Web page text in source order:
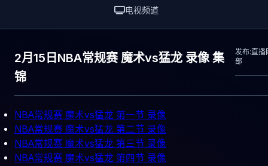
电视频道
2月15日NBA常规赛 魔术vs猛龙 录像 集
锦
发布:直播
部
NBA常规赛 魔术vs猛龙 第一节 录像
NBA常规赛 魔术vs猛龙 第二节 录像
NBA常规赛 魔术vs猛龙 第三节 录像
NBA常规赛 魔术vs猛龙 第四节 录像